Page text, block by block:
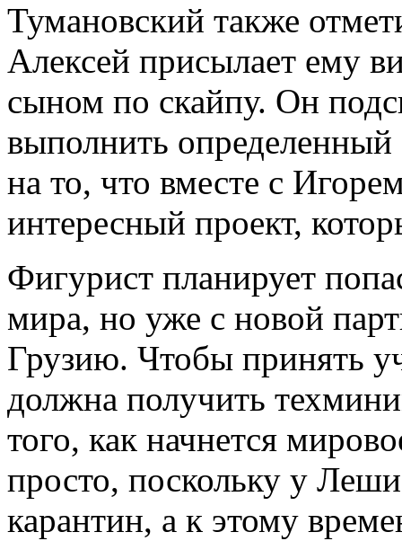
Тумановский также
Алексей присылает ему
сыном по скайпу. Он
выполнить определенный
на то, что вместе с
интересный проект,
Фигурист планирует
мира, но уже с новой
Грузию. Чтобы принять
должна получить
того, как начнется
просто, поскольку у Леши
карантин, а к этому